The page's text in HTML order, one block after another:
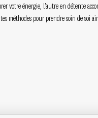
votre énergie, l'autre en détente
méthodes pour prendre soin de soi